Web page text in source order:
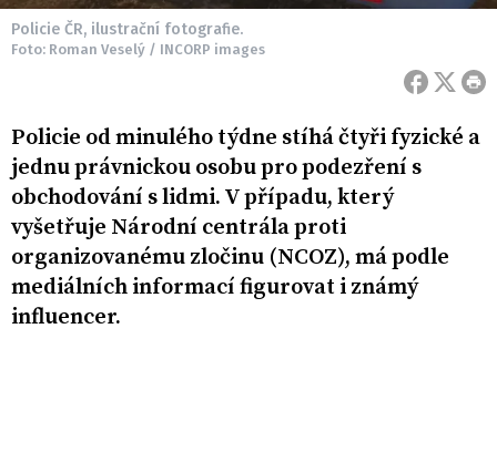
Policie ČR, ilustrační fotografie.
Foto: Roman Veselý / INCORP images
Policie od minulého týdne stíhá čtyři fyzické a
jednu právnickou osobu pro podezření s
obchodování s lidmi. V případu, který
vyšetřuje Národní centrála proti
organizovanému zločinu (NCOZ), má podle
mediálních informací figurovat i známý
influencer.